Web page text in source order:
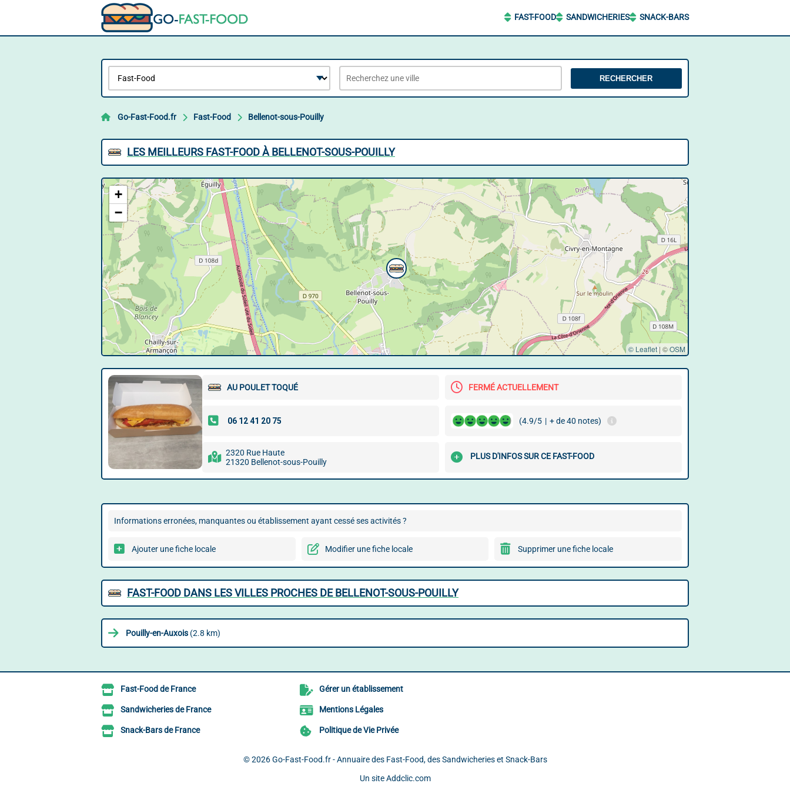
FAST-FOOD SANDWICHERIES SNACK-BARS
RECHERCHER
Go-Fast-Food.fr Fast-Food Bellenot-sous-Pouilly
LES MEILLEURS FAST-FOOD À BELLENOT-SOUS-POUILLY
+
−
© Leaflet | ©OSM
AU POULET TOQUÉ FERMÉ ACTUELLEMENT
(4.9/5 | + de 40 notes)
2320 Rue Haute
21320 Bellenot-sous-Pouilly
PLUS D'INFOS SUR CE FAST-FOOD
Informations erronées, manquantes ou établissement ayant cessé ses activités ?
Ajouter une fiche locale Modifier une fiche locale Supprimer une fiche locale
FAST-FOOD DANS LES VILLES PROCHES DE BELLENOT-SOUS-POUILLY
Pouilly-en-Auxois (2.8 km)
Fast-Food de France
Sandwicheries de France
Snack-Bars de France
Gérer un établissement
Mentions Légales
Politique de Vie Privée
© 2026 Go-Fast-Food.fr - Annuaire des Fast-Food, des Sandwicheries et Snack-Bars
Un site Addclic.com